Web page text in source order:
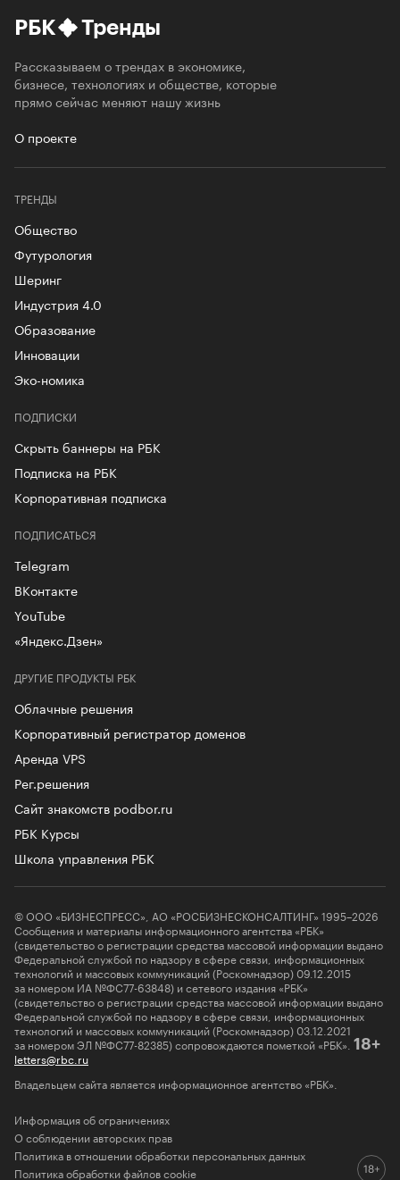
РБК Тренды
Рассказываем о трендах в экономике,
бизнесе, технологиях и обществе, которые
прямо сейчас меняют нашу жизнь
О проекте
ТРЕНДЫ
Общество
Футурология
Шеринг
Индустрия 4.0
Образование
Инновации
Эко-номика
ПОДПИСКИ
Скрыть баннеры на РБК
Подписка на РБК
Корпоративная подписка
ДРУГИЕ ПРОДУКТЫ РБК
Облачные решения
Корпоративный регистратор доменов
Аренда VPS
Рег.решения
Сайт знакомств podbor.ru
РБК Курсы
Школа управления РБК
ПОДПИСАТЬСЯ
Telegram
ВКонтакте
YouTube
«Яндекс.Дзен»
© ООО «БИЗНЕСПРЕСС», АО «РОСБИЗНЕСКОНСАЛТИНГ» 1995–2026
Сообщения и материалы информационного агентства «РБК»
(свидетельство о регистрации средства массовой информации выдано
Федеральной службой по надзору в сфере связи, информационных
технологий и массовых коммуникаций (Роскомнадзор) 09.12.2015
за номером ИА №ФС77-63848) и сетевого издания «РБК»
(свидетельство о регистрации средства массовой информации выдано
Федеральной службой по надзору в сфере связи, информационных
технологий и массовых коммуникаций (Роскомнадзор) 03.12.2021
за номером ЭЛ №ФС77-82385) сопровождаются пометкой «РБК». 18+
letters@rbc.ru
Владельцем сайта является информационное агентство «РБК».
Информация об ограничениях
О соблюдении авторских прав
Политика в отношении обработки персональных данных
Политика обработки файлов cookie